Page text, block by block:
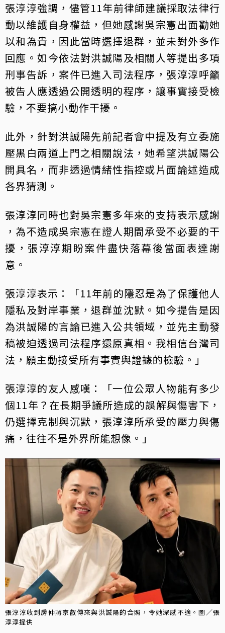
張淳淳強調，儘管11年前律師建議採取法律行
動以維護自身權益，但她感謝吳宗憲出面勸她
以和為貴，因此當時選擇退群，並未對外多作
回應。如今依法對洪誠陽及相關人等提出多項
刑事告訴，案件已進入司法程序，張淳淳呼籲
被告人應透過公開透明的程序，讓事實接受檢
驗，不要搞小動作干擾。
此外，針對洪誠陽先前記者會中提及有立委施
壓黑白兩道上門之相關說法，她希望洪誠陽公
開具名，而非透過情緒性指控或片面論述造成
各界猜測。
張淳淳同時也對吳宗憲多年來的支持表示感謝
，為不造成吳宗憲在證人期間承受不必要的干
擾，張淳淳期盼案件盡快落幕後當面表達謝
意。
張淳淳表示：「11年前的隱忍是為了保護他人
隱私及對岸事業，退群並沈默。如今提告是因
為洪誠陽的言論已進入公共領域，並先主動發
稿被迫透過司法程序還原真相。我相信台灣司
法，願主動接受所有事實與證據的檢驗。」
張淳淳的友人感嘆：「一位公眾人物能有多少
個11年？在長期爭議所造成的誤解與傷害下，
仍選擇克制與沉默，張淳淳所承受的壓力與傷
痛，往往不是外界所能想像。」
張淳淳收到房仲蔣京叡傳來與洪誠陽的合照，令她深感不適。圖／張
淳淳提供